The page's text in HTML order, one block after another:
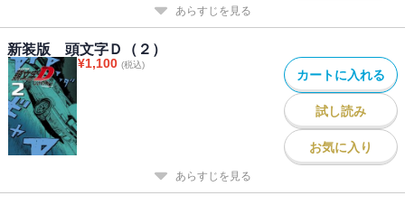
あらすじを見る
新装版 頭文字Ｄ（２）
¥1,100 (税込)
カートに入れる
試し読み
お気に入り
あらすじを見る